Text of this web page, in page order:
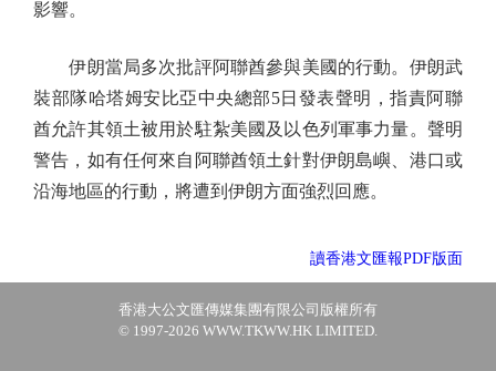
影響。
伊朗當局多次批評阿聯酋參與美國的行動。伊朗武
裝部隊哈塔姆安比亞中央總部5日發表聲明，指責阿聯
酋允許其領土被用於駐紮美國及以色列軍事力量。聲明
警告，如有任何來自阿聯酋領土針對伊朗島嶼、港口或
沿海地區的行動，將遭到伊朗方面強烈回應。
讀香港文匯報PDF版面
香港大公文匯傳媒集團有限公司版權所有
© 1997-2026 WWW.TKWW.HK LIMITED.